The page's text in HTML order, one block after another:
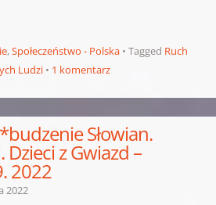
,Społeczeństwo - Polska Tagged Ruch
Ludzi 1 komentarz
Słowian.
z Gwiazd –
2022
2022